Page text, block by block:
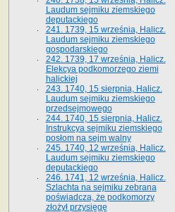
Laudum sejmiku ziemskiego
deputackiego
241. 1739, 15 września, Halicz.
Laudum sejmiku ziemskiego
gospodarskiego
242. 1739, 17 września, Halicz.
Elekcya podkomorzego ziemi
halickiej
243. 1740, 15 sierpnia, Halicz.
Laudum sejmiku ziemskiego
przedsejmowego
244. 1740, 15 sierpnia, Halicz.
Instrukcya sejmiku ziemskiego
posłom na sejm walny
245. 1740, 12 września, Halicz.
Laudum sejmiku ziemskiego
deputackiego
246. 1741, 12 września, Halicz.
Szlachta na sejmiku zebrana
poświadcza, że podkomorzy
złożył przysięgę